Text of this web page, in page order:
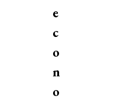
e
c
o
n
o